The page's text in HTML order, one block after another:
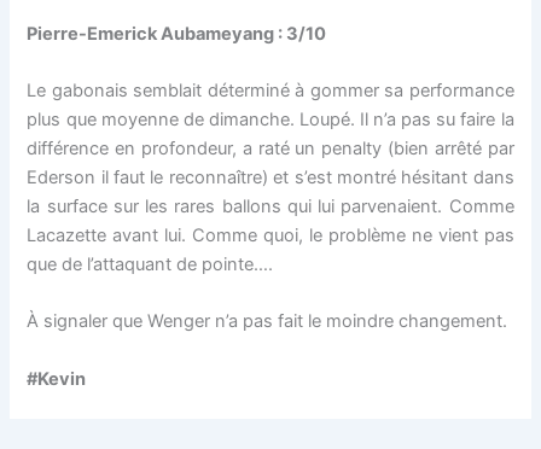
Pierre-Emerick Aubameyang : 3/10
Le gabonais semblait déterminé à gommer sa performance
plus que moyenne de dimanche. Loupé. Il n’a pas su faire la
différence en profondeur, a raté un penalty (bien arrêté par
Ederson il faut le reconnaître) et s’est montré hésitant dans
la surface sur les rares ballons qui lui parvenaient. Comme
Lacazette avant lui. Comme quoi, le problème ne vient pas
que de l’attaquant de pointe….
À signaler que Wenger n’a pas fait le moindre changement.
#Kevin